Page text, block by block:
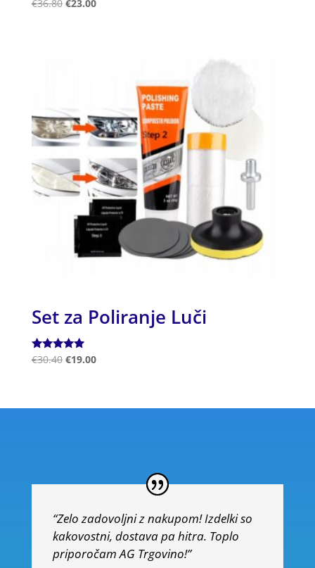
€36.80 €23.00
Set za Poliranje Luči
Ocenjeno
€30.40 €19.00
“Zelo zadovoljni z nakupom! Izdelki so
kakovostni, dostava pa hitra. Toplo
priporočam AG Trgovino!”